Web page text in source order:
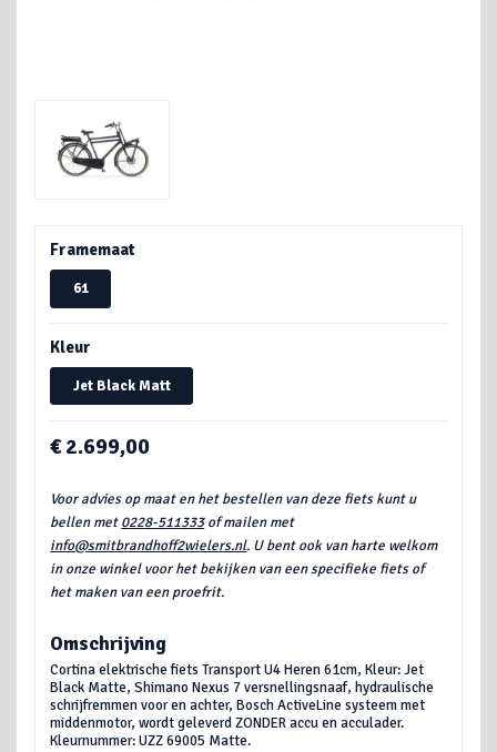
Framemaat
61
Kleur
Jet Black Matt
€ 2.699,00
Voor advies op maat en het bestellen van deze fiets kunt u
bellen met0228-511333of mailen met
info@smitbrandhoff2wielers.nl. U bent ook van harte welkom
in onze winkel voor het bekijken van een specifieke fiets of
het maken van een proefrit.
Omschrijving
Cortina elektrische fiets Transport U4 Heren 61cm, Kleur: Jet
Black Matte, Shimano Nexus 7 versnellingsnaaf, hydraulische
schrijfremmen voor en achter, Bosch ActiveLine systeem met
middenmotor, wordt geleverd ZONDER accu en acculader.
Kleurnummer: UZZ 69005 Matte.